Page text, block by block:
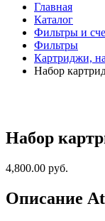
Главная
Каталог
Фильтры и
Фильтры
Картриджи,
Набор
Набор
4,800.00 руб.
Описание